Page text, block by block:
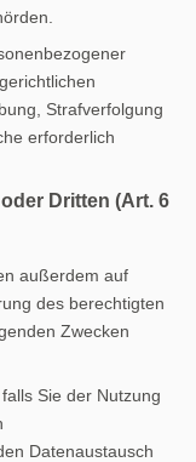
Strafverfolgung
erforderlich
Dritten (Art. 6
außerdem auf
des berechtigten
Zwecken
Sie der Nutzung
Datenaustausch